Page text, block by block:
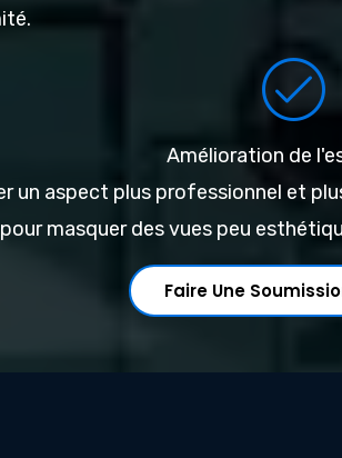
Amélioration de
un aspect plus professionnel et
masquer des vues peu
Faire Une